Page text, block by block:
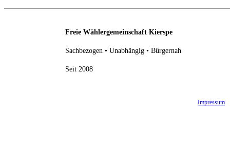
Freie Wählergemeinschaft Kierspe
Sachbezogen • Unabhängig • Bürgernah
Seit 2008
Impressum